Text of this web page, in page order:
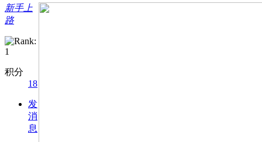
新手上
路
积分
18
发
消
息